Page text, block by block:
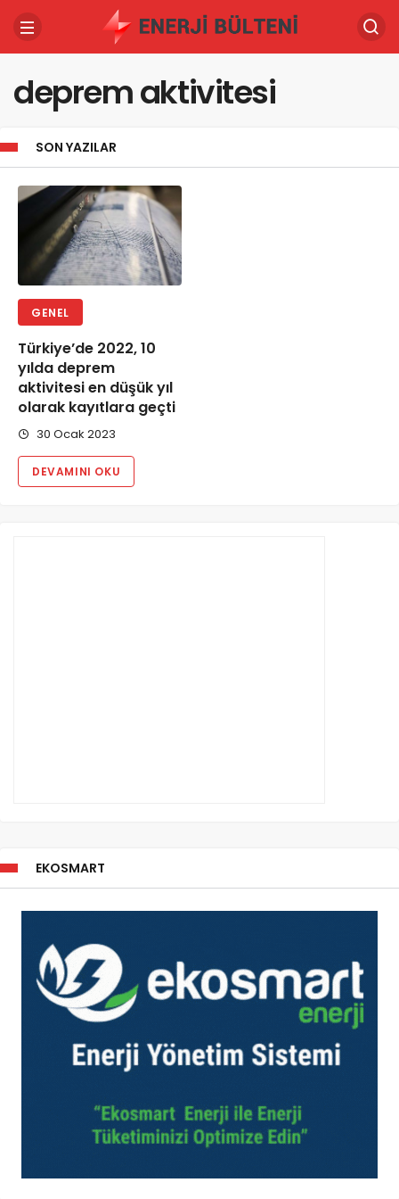
deprem aktivitesi
SON YAZILAR
GENEL
Türkiye’de 2022, 10
yılda deprem
aktivitesi en düşük yıl
olarak kayıtlara geçti
30 Ocak 2023
DEVAMINI OKU
EKOSMART